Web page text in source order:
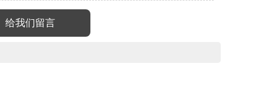
给我们留言